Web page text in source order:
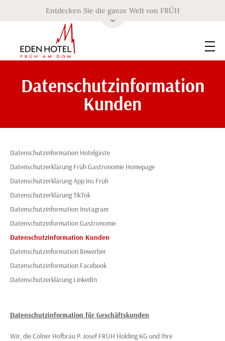
Entdecken Sie die ganze Welt von FRÜH
Datenschutzinformation
Kunden
Datenschutzinformation Hotelgäste
Datenschutzerklärung Früh Gastronomie Homepage
Datenschutzerklärung App ins Früh
Datenschutzerklärung TikTok
Datenschutzinformation Instagram
Datenschutzinformation Gastronomie
Datenschutzinformation Kunden
Datenschutzinformation Bewerber
Datenschutzinformation Facebook
Datenschutzerklärung LinkedIn
Datenschutzinformation für Geschäftskunden
Wir, die Cölner Hofbräu P. Josef FRÜH Holding KG und Ihre